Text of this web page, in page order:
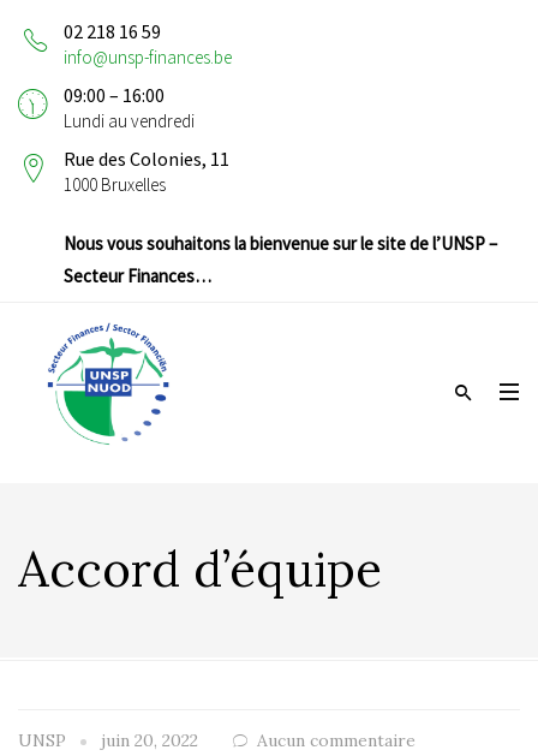
02 218 16 59
info@unsp-finances.be
09:00 – 16:00
Lundi au vendredi
Rue des Colonies, 11
1000 Bruxelles
Nous vous souhaitons la bienvenue sur le site de l’UNSP –
Secteur Finances…
Accord d’équipe
UNSP juin 20, 2022 Aucun commentaire